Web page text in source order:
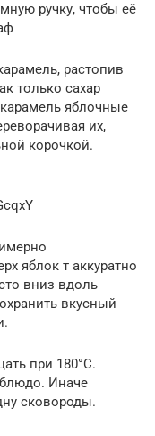
ручку, чтобы её
растопив
только сахар
яблочные
их,
корочкой.
яблок т аккуратно
вниз вдоль
вкусный
при 180°C.
Иначе
сковороды.